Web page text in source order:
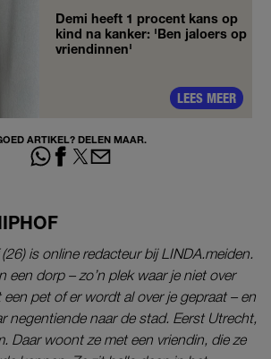
Demi heeft 1 procent kans op
kind na kanker: 'Ben jaloers op
vriendinnen'
LEES MEER
ARTIKEL? DELEN MAAR.
is online redacteur bij LINDA.meiden.
een dorp – zo’n plek waar je niet over
pet of er wordt al over je gepraat – en
negentiende naar de stad. Eerst Utrecht,
Daar woont ze met een vriendin, die ze